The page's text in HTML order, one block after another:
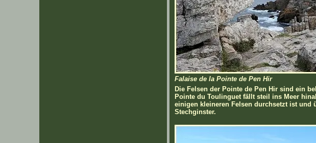
Falaise de la Pointe de Pen Hir
Die Felsen der Pointe de Pen Hir sind ein
Pointe du Toulinguet fällt steil ins Meer
einigen kleineren Felsen durchsetzt ist und
Stechginster.